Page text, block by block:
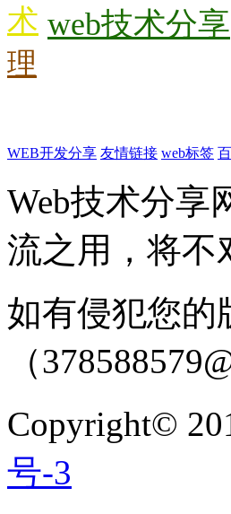
术 web技术分享
理
WEB开发分享 友情链接 web标签
Web技术分享
流之用，将不
如有侵犯您的
（
Copyright©
号-3